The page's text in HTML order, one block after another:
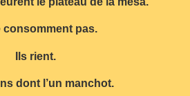
consomment pas.
Ils rient.
dont l’un manchot.